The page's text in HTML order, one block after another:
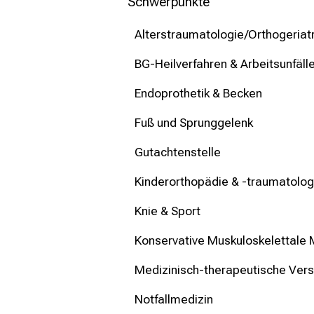
Alterstraumatologie/
BG-Heilverfahren & Arbeitsunfälle
Endoprothetik & Becken
Fuß und Sprunggelenk
Gutachtenstelle
Kinderorthopädie & -
Knie & Sport
Konservative Muskuloskelettale
Medizinisch-therapeutische
Notfallmedizin